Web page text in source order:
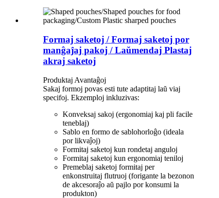
Formaj saketoj / Formaj saketoj por
manĝaĵaj pakoj / Laŭmendaj Plastaj
akraj saketoj
Produktaj Avantaĝoj
Sakaj formoj povas esti tute adaptitaj laŭ viaj
specifoj. Ekzemploj inkluzivas:
Konveksaj sakoj (ergonomiaj kaj pli facile
teneblaj)
Sablo en formo de sablohorloĝo (ideala
por likvaĵoj)
Formitaj saketoj kun rondetaj anguloj
Formitaj saketoj kun ergonomiaj teniloj
Premeblaj saketoj formitaj per
enkonstruitaj flutruoj (forigante la bezonon
de akcesoraĵo aŭ pajlo por konsumi la
produkton)